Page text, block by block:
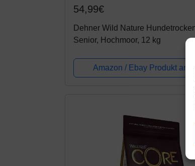
54,99€
Dehner Wild Nature
Senior, Hochmoor, 12 kg
Amazon / Ebay Produkt